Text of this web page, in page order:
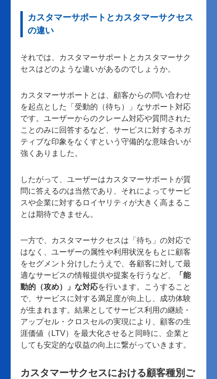
カスタマーサポートとカスタマーサクセス
の違い
それでは、カスタマーサポートとカスタマーサク
セスはどのような違いがあるのでしょうか。
カスタマーサポートとは、顧客からの問い合わせ
を起点とした「受動的（待ち）」なサポート対応
です。ユーザーからのクレーム対応や質問された
ことのみに回答するなど、サービスに対するネガ
ティブな印象をなくすという守備的な意味合いが
強くありました。
したがって、ユーザーはカスタマーサポートが質
問に答えるのは当然であり、それによってサービ
スや企業に対するロイヤリティが大きく高まるこ
とは期待できません。
一方で、カスタマーサクセスは「待ち」の対応で
はなく、ユーザーの属性や利用状況をもとに顧客
をセグメント分けしたうえで、各顧客に対して最
適なサービスの情報提供や提案を行うなど、
「能
動的（攻め）」な対応を行います。こうすること
で、サービスに対する満足度が向上し、成功体験
が生まれます。結果としてサービス利用の継続・
アップセル・クロスセルの実現により、顧客の生
涯価値（LTV）を最大化させると同時に、企業と
しても安定的な収益の向上に繋がっていきます。
カスタマーサクセスにおける顧客種別ご